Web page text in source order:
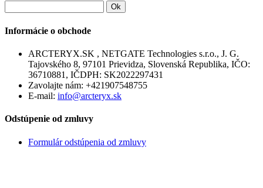
Ok
Informácie o obchode
ARCTERYX.SK , NETGATE Technologies s.r.o., J. G.
Tajovského 8, 97101 Prievidza, Slovenská Republika, IČO:
36710881, IČDPH: SK2022297431
Zavolajte nám: +421907548755
E-mail: info@arcteryx.sk
Odstúpenie od zmluvy
Formulár odstúpenia od zmluvy